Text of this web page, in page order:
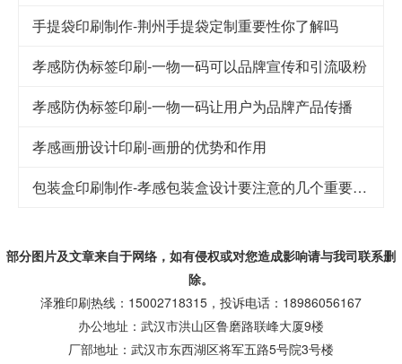
手提袋印刷制作-荆州手提袋定制重要性你了解吗
孝感防伪标签印刷-一物一码可以品牌宣传和引流吸粉
孝感防伪标签印刷-一物一码让用户为品牌产品传播
孝感画册设计印刷-画册的优势和作用
包装盒印刷制作-孝感包装盒设计要注意的几个重要因素
部分图片及文章来自于网络，如有侵权或对您造成影响请与我司联系删
除。
泽雅印刷热线：15002718315，投诉电话：18986056167
办公地址：武汉市洪山区鲁磨路联峰大厦9楼
厂部地址：武汉市东西湖区将军五路5号院3号楼